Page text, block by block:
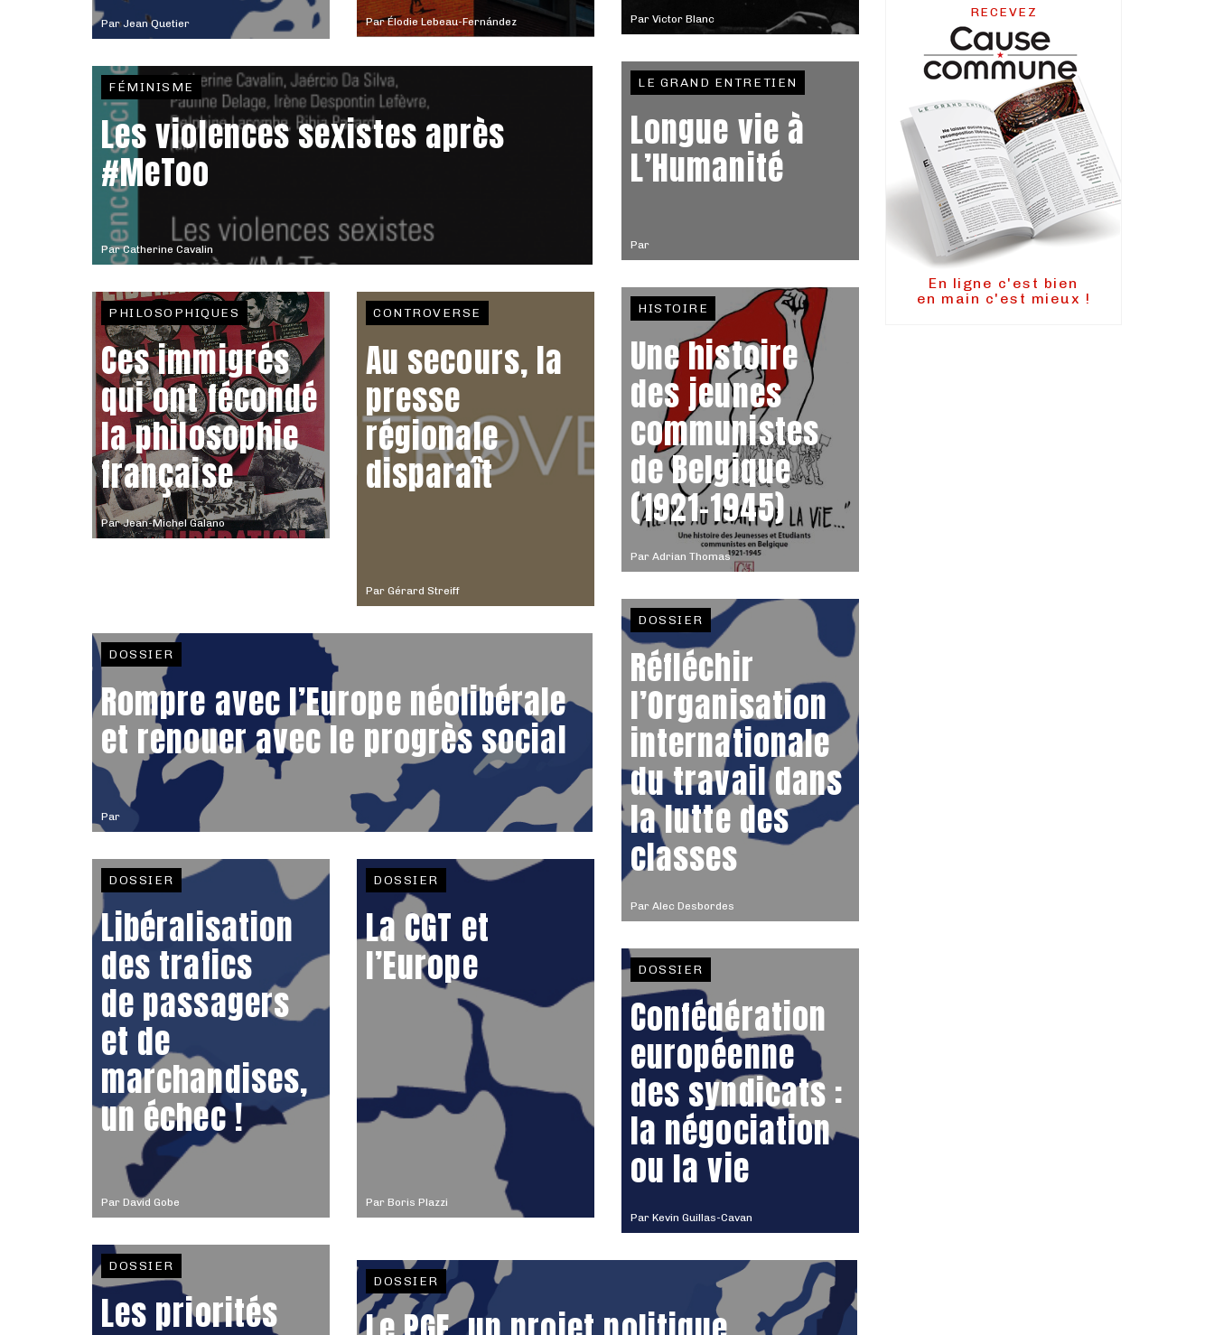
ParJean Quetier ParÉlodie Lebeau-Fernández Par Victor Blanc
Par
LE GRAND ENTRETIEN
Longue vie à
L’Humanité
ParCatherine Cavalin
FÉMINISME
Les violences sexistes après
#MeToo
Par Adrian Thomas
HISTOIRE
Une histoire
des jeunes
communistes
de Belgique
(1921-1945)
ParJean-Michel Galano
PHILOSOPHIQUES
Ces immigrés
qui ont fécondé
la philosophie
française
Par Gérard Streiff
CONTROVERSE
Au secours, la
presse
régionale
disparaît
Par
DOSSIER
Rompre avec l’Europe néolibérale
et renouer avec le progrès social
Par Alec Desbordes
DOSSIER
Réfléchir
l’Organisation
internationale
du travail dans
la lutte des
classes
Par David Gobe
DOSSIER
Libéralisation
des trafics
de passagers
et de
marchandises,
un échec !
Par Boris Plazzi
DOSSIER
La CGT et
l’Europe
Par Kevin Guillas-Cavan
DOSSIER
Confédération
européenne
des syndicats :
la négociation
ou la vie
DOSSIER
Les priorités
DOSSIER
RECEVEZ
En ligne c'est bien
en main c'est mieux !